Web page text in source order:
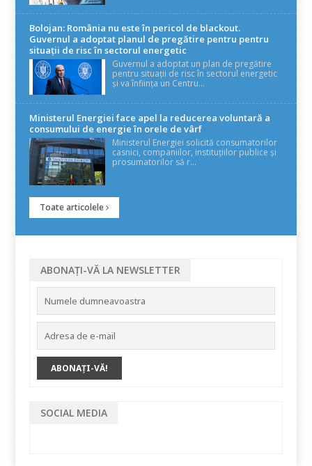
Bolojan: România nu este în pericol de blackout.
Guvernul a adoptat planul de pregătire pentru pentru
situații de risc în sectorul energetic
Guvernul a adoptat un plan de pregătire
pentru situații de risc în sectorul energetic
și va înființa un Centru...
Ministerul Energiei face apel la reducerea voluntară a
consumului de energie în orele de vârf
Ministerul Energiei solicită consumatorilor
casnici, companiilor, instituțiilor publice și
prosumatorilor să r...
Toate articolele
ABONAȚI-VĂ LA NEWSLETTER
SOCIAL MEDIA